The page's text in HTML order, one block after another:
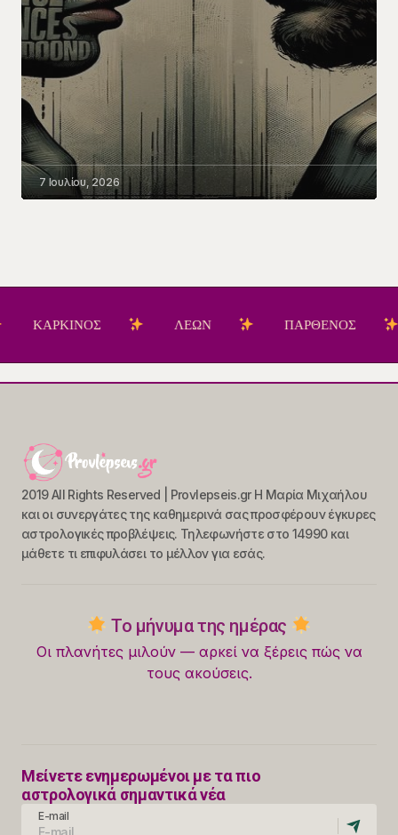
7 Ιουλίου, 2026
ΛΕΩΝ ΠΑΡΘΕΝΟΣ
2019 All Rights Reserved | Provlepseis.gr Η Μαρία Μιχαήλου
και οι συνεργάτες της καθημερινά σας προσφέρουν έγκυρες
αστρολογικές προβλέψεις. Τηλεφωνήστε στο 14990 και
μάθετε τι επιφυλάσει το μέλλον για εσάς.
Το μήνυμα της ημέρας
Οι πλανήτες μιλούν — αρκεί να ξέρεις πώς να
τους ακούσεις.
Μείνετε ενημερωμένοι με τα πιο
αστρολογικά σημαντικά νέα
E-mail